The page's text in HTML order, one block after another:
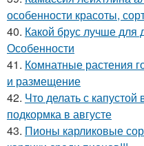
особенности красоты,
40. Какой брус лучше для
Особенности
41. Комнатные растения
и размещение
42. Что делать с капустой
подкормка в августе
43. Пионы карликовые